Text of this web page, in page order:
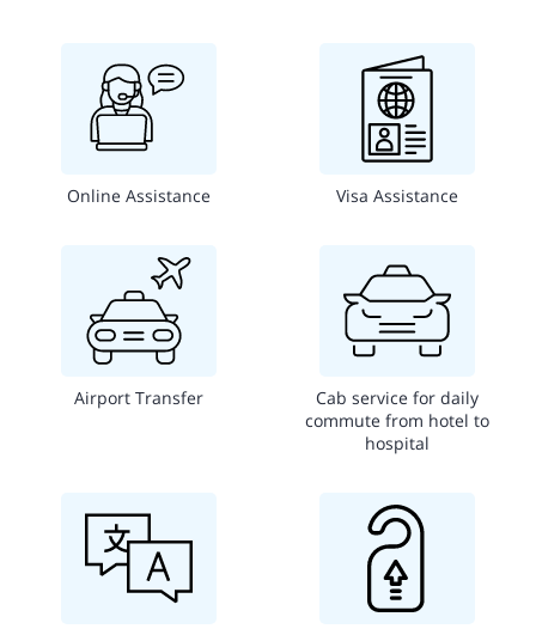
Online Assistance Visa Assistance
Airport Transfer
Cab service for daily
commute from hotel to
hospital